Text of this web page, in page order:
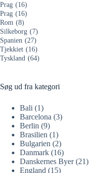
Prag (16)
Prag (16)
Rom (8)
Silkeborg (7)
Spanien (27)
Tjekkiet (16)
Tyskland (64)
Søg ud fra kategori
Bali (1)
Barcelona (3)
Berlin (9)
Brasilien (1)
Bulgarien (2)
Danmark (16)
Danskernes Byer(21)
England (15)